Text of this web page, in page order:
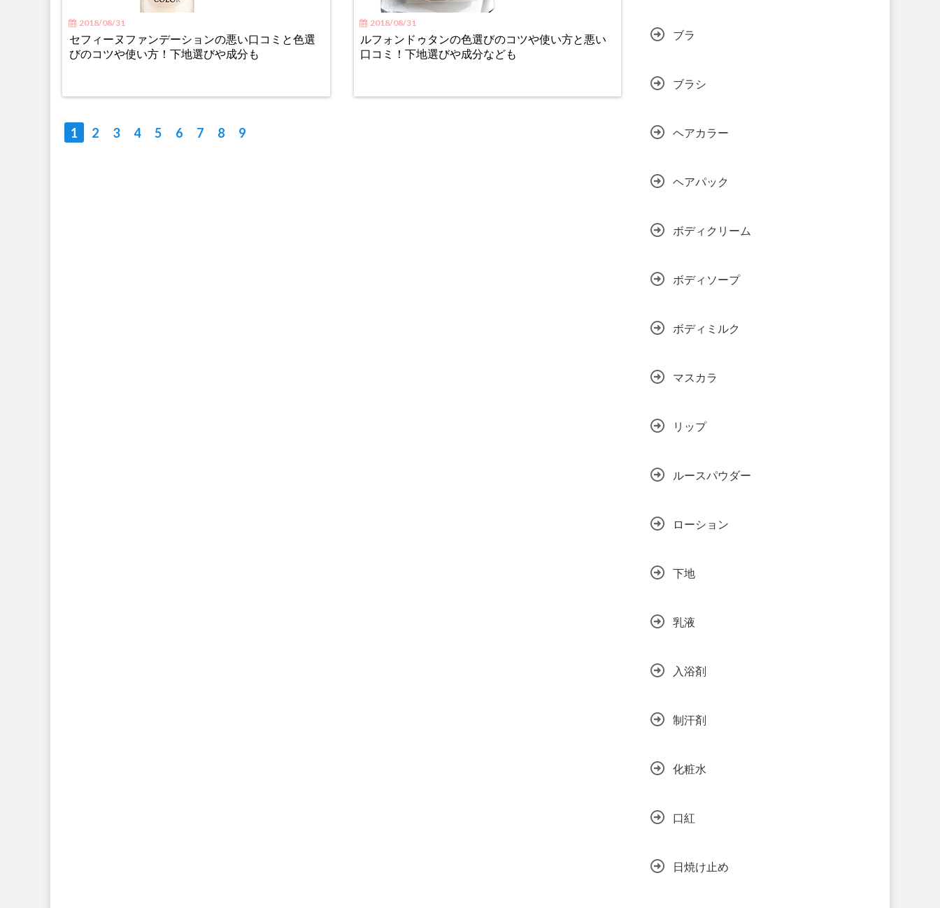
2018/08/31
セフィーヌファンデーションの悪い口コミと色選
びのコツや使い方！下地選びや成分も
2018/08/31
ルフォンドゥタンの色選びのコツや使い方と悪い
口コミ！下地選びや成分なども
1 2 3 4 5 6 7 8 9
ブラ
ブラシ
ヘアカラー
ヘアパック
ボディクリーム
ボディソープ
ボディミルク
マスカラ
リップ
ルースパウダー
ローション
下地
乳液
入浴剤
制汗剤
化粧水
口紅
日焼け止め